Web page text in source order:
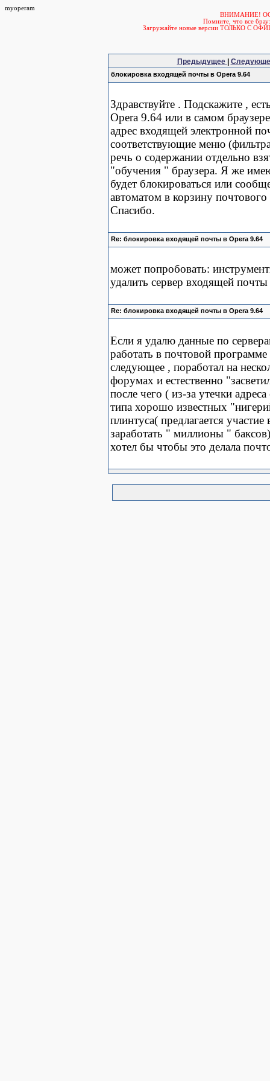
myoperam
ВНИМАНИЕ!
Помните, что все
Загружайте новые версии ТОЛЬКО С
Предыдущее
блокировка входящей почты в Opera 9.64
Здравствуйте . Подскажите ,
Opera 9.64 или в самом
адрес входящей электронной
соответствующие меню
речь о содержании отдельно
"обучения " браузера. Я же
будет блокироваться или
автоматом в корзину
Спасибо.
Re: блокировка входящей почты в Opera 9.64
может попробовать:
удалить сервер входящей
Re: блокировка входящей почты в Opera 9.64
Если я удалю данные по
работать в почтовой
следующее , поработал на
форумах и естественно
после чего ( из-за утечки
типа хорошо известных
плинтуса( предлагается
заработать " миллионы "
хотел бы чтобы это делала